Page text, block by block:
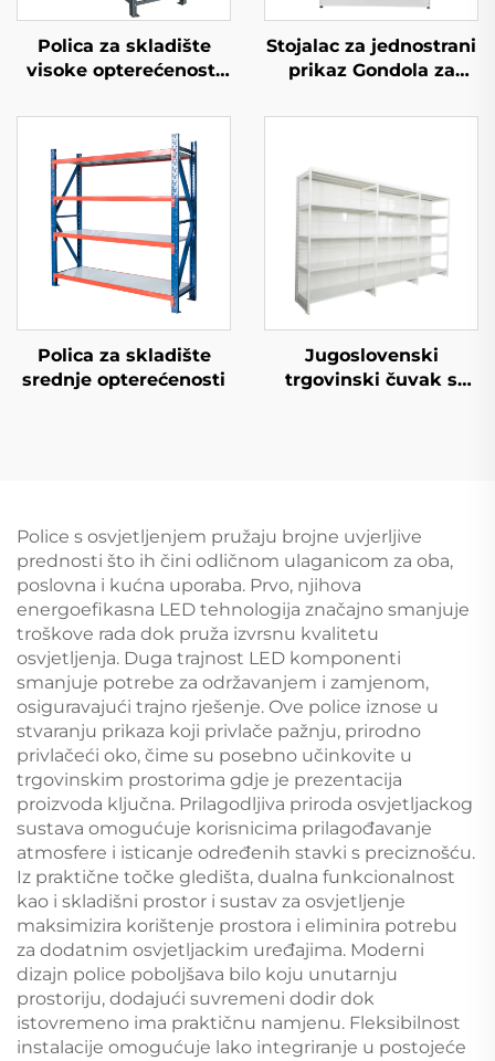
Polica za skladište
visoke opterećenosti
Stojalac za jednostrani
prikaz Gondola za
S002
Polica za skladište
srednje opterećenosti
Jugoslovenski
trgovinski čuvak s
Police s osvjetljenjem pružaju brojne uvjerljive
prednosti što ih čini odličnom ulaganicom za oba,
poslovna i kućna uporaba. Prvo, njihova
energoefikasna LED tehnologija značajno smanjuje
troškove rada dok pruža izvrsnu kvalitetu
osvjetljenja. Duga trajnost LED komponenti
smanjuje potrebe za održavanjem i zamjenom,
osiguravajući trajno rješenje. Ove police iznose u
stvaranju prikaza koji privlače pažnju, prirodno
privlačeći oko, čime su posebno učinkovite u
trgovinskim prostorima gdje je prezentacija
proizvoda ključna. Prilagodljiva priroda osvjetljackog
sustava omogućuje korisnicima prilagođavanje
atmosfere i isticanje određenih stavki s preciznošću.
Iz praktične točke gledišta, dualna funkcionalnost
kao i skladišni prostor i sustav za osvjetljenje
maksimizira korištenje prostora i eliminira potrebu
za dodatnim osvjetljackim uređajima. Moderni
dizajn police poboljšava bilo koju unutarnju
prostoriju, dodajući suvremeni dodir dok
istovremeno ima praktičnu namjenu. Fleksibilnost
instalacije omogućuje lako integriranje u postojeće